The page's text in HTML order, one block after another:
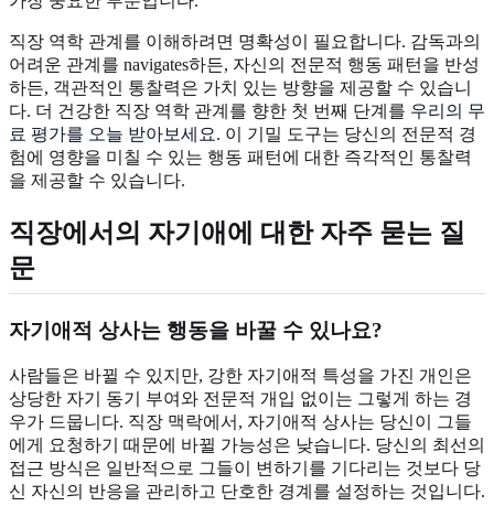
직장 역학 관계를 이해하려면 명확성이 필요합니다. 감독과의
어려운 관계를 navigates하든, 자신의 전문적 행동 패턴을 반성
하든, 객관적인 통찰력은 가치 있는 방향을 제공할 수 있습니
다. 더 건강한 직장 역학 관계를 향한 첫 번째 단계를 우리의 무
료 평가를 오늘 받아보세요. 이 기밀 도구는 당신의 전문적 경
험에 영향을 미칠 수 있는 행동 패턴에 대한 즉각적인 통찰력
을 제공할 수 있습니다.
직장에서의 자기애에 대한 자주 묻는 질
문
자기애적 상사는 행동을 바꿀 수 있나요?
사람들은 바뀔 수 있지만, 강한 자기애적 특성을 가진 개인은
상당한 자기 동기 부여와 전문적 개입 없이는 그렇게 하는 경
우가 드뭅니다. 직장 맥락에서, 자기애적 상사는 당신이 그들
에게 요청하기 때문에 바뀔 가능성은 낮습니다. 당신의 최선의
접근 방식은 일반적으로 그들이 변하기를 기다리는 것보다 당
신 자신의 반응을 관리하고 단호한 경계를 설정하는 것입니다.